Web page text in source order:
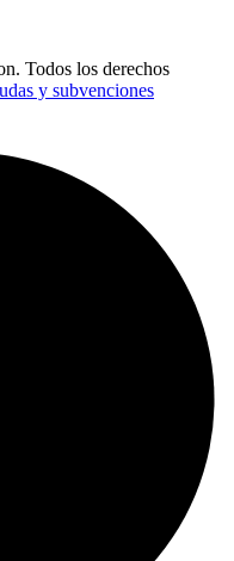
Todos los derechos
y subvenciones